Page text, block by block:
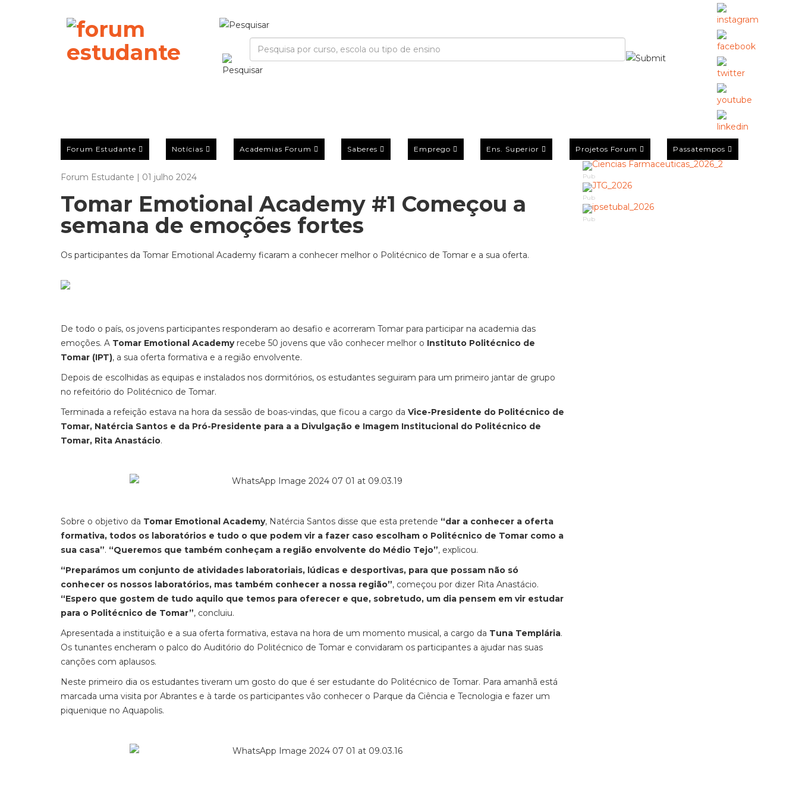
Forum Estudante Notícias Academias Forum Saberes Emprego Ens. Superior Projetos Forum Passatempos
Forum Estudante | 01 julho 2024
Tomar Emotional Academy #1 Começou a
semana de emoções fortes
Os participantes da Tomar Emotional Academy ficaram a conhecer melhor o Politécnico de Tomar e a sua oferta.
De todo o país, os jovens participantes responderam ao desafio e acorreram Tomar para participar na academia das
emoções. A Tomar Emotional Academyrecebe 50 jovens que vão conhecer melhor o Instituto Politécnico de
Tomar (IPT), a sua oferta formativa e a região envolvente.
Depois de escolhidas as equipas e instalados nos dormitórios, os estudantes seguiram para um primeiro jantar de grupo
no refeitório do Politécnico de Tomar.
Terminada a refeição estava na hora da sessão de boas-vindas, que ficou a cargo da Vice-Presidente do Politécnico de
Tomar, Natércia Santos e da Pró-Presidente para a a Divulgação e Imagem Institucional do Politécnico de
Tomar, Rita Anastácio.
Sobre o objetivo da Tomar Emotional Academy, Natércia Santos disse que esta pretende “dar a conhecer a oferta
formativa, todos os laboratórios e tudo o que podem vir a fazer caso escolham o Politécnico de Tomar como a
sua casa”. “Queremos que também conheçam a região envolvente do Médio Tejo”, explicou.
“Preparámos um conjunto de atividades laboratoriais, lúdicas e desportivas, para que possam não só
conhecer os nossos laboratórios, mas também conhecer a nossa região”, começou por dizer Rita Anastácio.
“Espero que gostem de tudo aquilo que temos para oferecer e que, sobretudo, um dia pensem em vir estudar
para o Politécnico de Tomar”, concluiu.
Apresentada a instituição e a sua oferta formativa, estava na hora de um momento musical, a cargo da Tuna Templária.
Os tunantes encheram o palco do Auditório do Politécnico de Tomar e convidaram os participantes a ajudar nas suas
canções com aplausos.
Neste primeiro dia os estudantes tiveram um gosto do que é ser estudante do Politécnico de Tomar. Para amanhã está
marcada uma visita por Abrantes e à tarde os participantes vão conhecer o Parque da Ciência e Tecnologia e fazer um
piquenique no Aquapolis.
Pub
Pub
Pub